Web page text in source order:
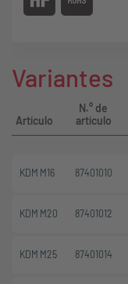
Variantes
Artículo
N.° de
artículo
KDM M16 87401010
KDM M20 87401012
KDM M25 87401014